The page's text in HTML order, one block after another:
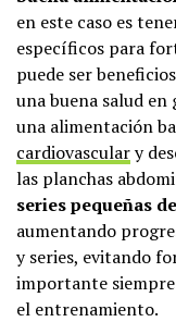
en este caso es
específicos para
puede ser
una buena salud
una alimentación
cardiovasculary
las planchas
series pequeñas
aumentando
y series, evitando
importante siempre
el entrenamiento.